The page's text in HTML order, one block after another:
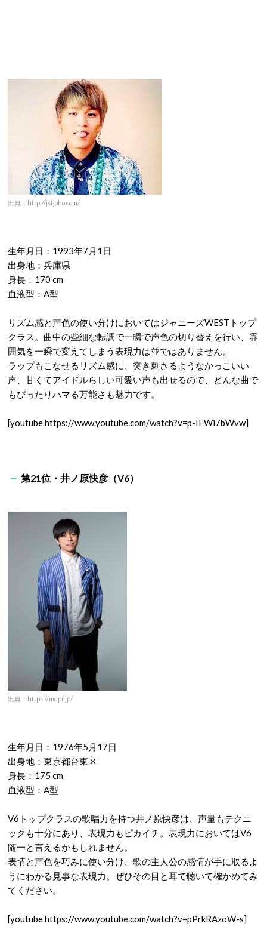
出典：http://jstjoho.com/
生年月日：1993年7月1日
出身地：兵庫県
身長：170 cm
血液型：A型
リズム感と声色の使い分けにおいてはジャニーズWESTトップ
クラス。曲中の些細な転調で一瞬で声色の切り替えを行い、雰
囲気を一瞬で変えてしまう表現力は並ではありません。
ラップもこなせるリズム感に、突き刺さるようなかっこいい
声、甘くてアイドルらしい可愛い声も出せるので、どんな曲で
もぴったりハマる万能さも魅力です。
[youtube https://www.youtube.com/watch?v=p-IEWi7bWvw]
第21位・井ノ原快彦（V6）
出典：https://mdpr.jp/
生年月日：1976年5月17日
出身地：東京都台東区
身長：175 cm
血液型：A型
V6トップクラスの歌唱力を持つ井ノ原快彦は、声量もテクニ
ックも十分にあり、表現力もピカイチ。表現力においてはV6
随一と言えるかもしれません。
表情と声色を巧みに使い分け、歌の主人公の感情が手に取るよ
うにわかる見事な表現力。ぜひその目と耳で聴いて確かめてみ
てください。
[youtube https://www.youtube.com/watch?v=pPrkRAzoW-s]